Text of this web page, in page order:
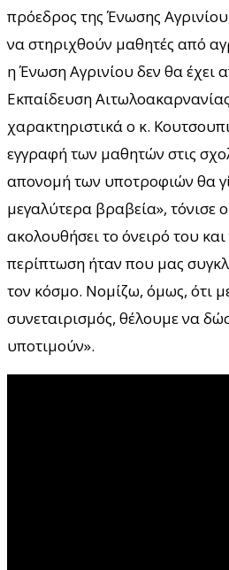
πρόεδρος της Ένωσης
να στηριχθούν μαθητές από
η Ένωση Αγρινίου δεν θα
Εκπαίδευση
χαρακτηριστικά ο κ.
εγγραφή των μαθητών στις
απονομή των υποτροφιών θα
μεγαλύτερα βραβεία», τόνισε
ακολουθήσει το όνειρό του
περίπτωση ήταν που μας
τον κόσμο. Νομίζω, όμως, ότι
συνεταιρισμός, θέλουμε να
υποτιμούν».